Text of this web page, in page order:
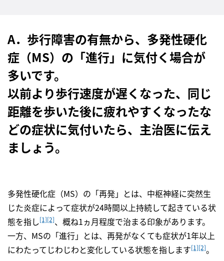
A．歩行障害の有無から、多発性硬化
症（MS）の「進行」に気付く場合が
多いです。
以前より歩行速度が遅くなった、同じ
距離を歩いた後に疲れやすくなったな
どの症状に気付いたら、主治医に伝え
ましょう。
多発性硬化症（MS）の「再発」とは、中枢神経に突然生
じた炎症によって症状が24時間以上持続して起きている状
態を指し[1][2]、概ね1ヵ月程度で治まる印象があります。
一方、MSの「進行」とは、再発がなくても症状が1年以上
にわたってじわじわと変化している状態を指します[1][2]。